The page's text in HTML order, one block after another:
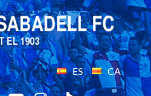
ES CA